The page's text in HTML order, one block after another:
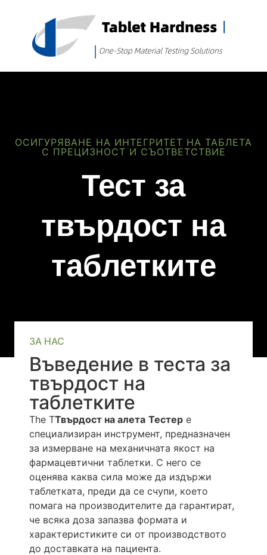
ОСИГУРЯВАНЕ НА ИНТЕГРИТЕТ НА ТАБЛЕТА
С ПРЕЦИЗНОСТ И СЪОТВЕТСТВИЕ
Тест за
твърдост на
таблетките
ЗА НАС
Въведение в теста за
твърдост на
таблетките
The TТвърдост на алета Тестер е
специализиран инструмент, предназначен
за измерване на механичната якост на
фармацевтични таблетки. С него се
оценява каква сила може да издържи
таблетката, преди да се счупи, което
помага на производителите да гарантират,
че всяка доза запазва формата и
характеристиките си от производството
до доставката на пациента.